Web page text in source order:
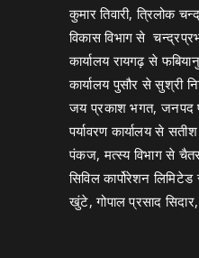
कुमार तिवारी, त्रिलोक
विकास विभाग से
कार्यालय रायगढ़ से
कार्यालय पुसौर से सुश्री
जय प्रकाश भगत, जनपद
पर्यावरण कार्यालय से
पंकज, मत्स्य विभाग से
सिविल कार्पोरेशन
खुंटे, गोपाल प्रसाद